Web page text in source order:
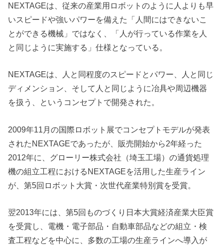
NEXTAGEは、従来の産業用ロボットのように人よりも早
いスピードや強いパワーを備えた「人間にはできないこ
とができる機械」ではなく、「人が行っている作業を人
と同じように実施する」仕様となっている。
NEXTAGEは、人と同程度のスピードとパワー、人と同じ
ディメンション、そして人と同じように冶具や周辺機器
を扱う、というコンセプトで開発された。
2009年11月の国際ロボット展でコンセプトモデルが発表
されたNEXTAGEであったが、販売開始から2年経った
2012年に、グローリー株式会社（埼玉工場）の通貨処理
機の組立工程におけるNEXTAGEを活用した生産ライン
が、第5回ロボット大賞・次世代産業特別賞を受賞。
翌2013年には、第5回ものづくり日本大賞経済産業大臣賞
を受賞し、電機・電子部品・自動車部品などの組立・検
査工程などを中心に、多数の工場の生産ラインへ導入が